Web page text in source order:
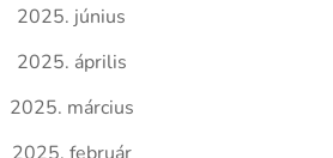
2025. június
2025. április
2025. március